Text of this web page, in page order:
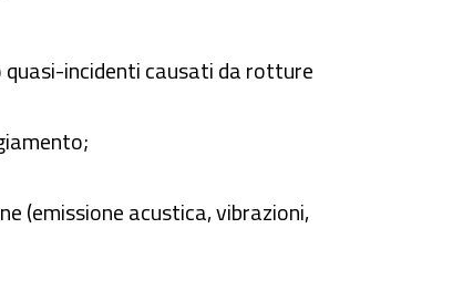
quasi-incidenti causati da rotture
(emissione acustica, vibrazioni,